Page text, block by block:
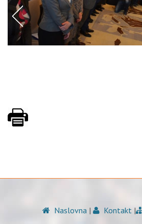
Naslovna | Kontakt |